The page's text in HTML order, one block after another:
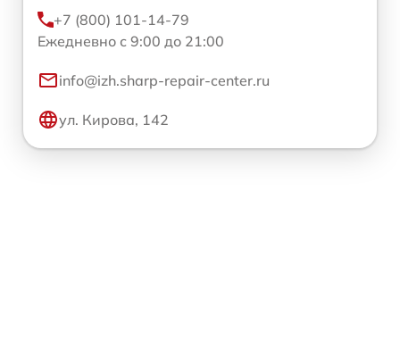
+7 (800) 101-14-79
Ежедневно с 9:00 до 21:00
info@izh.sharp-repair-center.ru
ул. Кирова, 142